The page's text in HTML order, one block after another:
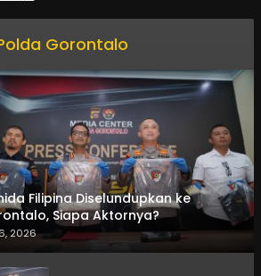
Gorontalo
Filipina Diselundupkan ke
Siapa Aktornya?
2026